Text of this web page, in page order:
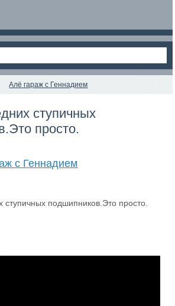
Алё гараж с Геннадием
ступичных
просто.
с Геннадием